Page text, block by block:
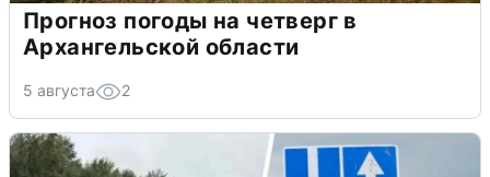
Прогноз погоды на четверг в
Архангельской области
5 августа 2